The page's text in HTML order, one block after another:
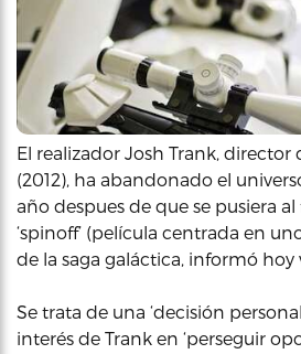
El realizador Josh Trank, director
(2012), ha abandonado el
año despues de que se pusiera
‘spinoff’ (película centrada en
de la saga galáctica, informó hoy
Se trata de una ‘decisión
interés de Trank en ‘perseguir